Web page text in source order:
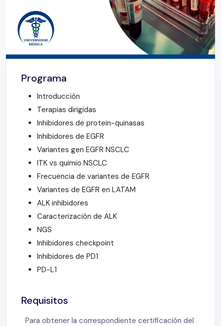
Programa
Introducción
Terapias dirigidas
Inhibidores de protein-quinasas
Inhibidores de EGFR
Variantes gen EGFR NSCLC
ITK vs quimio NSCLC
Frecuencia de variantes de EGFR
Variantes de EGFR en LATAM
ALK inhibidores
Caracterización de ALK
NGS
Inhibidores checkpoint
Inhibidores de PD1
PD-L1
Requisitos
Para obtener la correspondiente certificación del